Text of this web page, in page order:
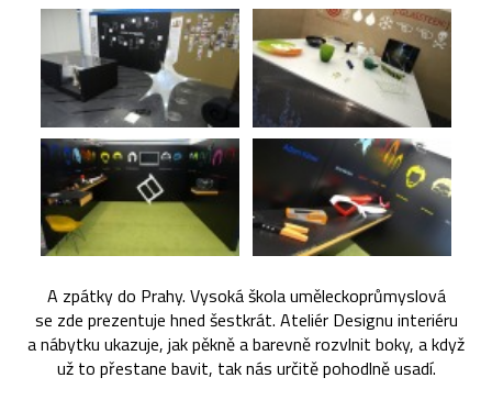
A zpátky do Prahy. Vysoká škola uměleckoprůmyslová
se zde prezentuje hned šestkrát. Ateliér Designu interiéru
a nábytku ukazuje, jak pěkně a barevně rozvlnit boky, a když
už to přestane bavit, tak nás určitě pohodlně usadí.